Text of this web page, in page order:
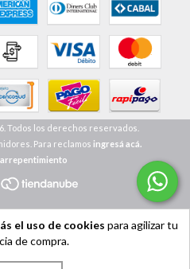
el uso de cookies para agilizar tu
de compra.
Todos los derechos reservados.
Para reclamos ingresá acá.